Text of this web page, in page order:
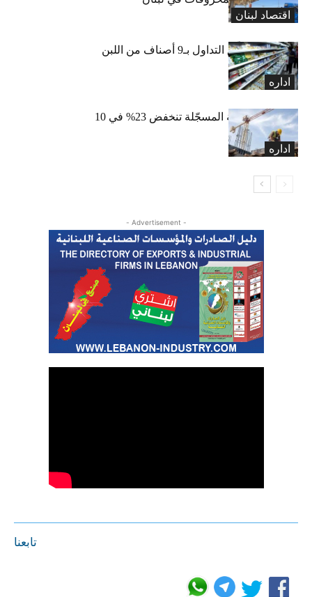
اقتصاد لبنان
اداره
«الاقتصاد» تعلّق التداول بـ9 أصناف من اللبن
واللبنة
اداره
الرخص العقارية المسجّلة تنخفض 23% في 10
أشهر
- Advertisement -
تابعنا